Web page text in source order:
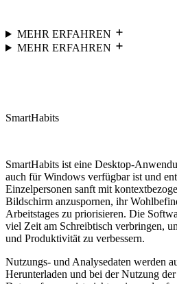
MEHR ERFAHREN
MEHR ERFAHREN
SmartHabits
SmartHabits ist eine Desktop-
auch für Windows verfügbar ist und
Einzelpersonen sanft mit
Bildschirm anzuspornen, ihr
Arbeitstages zu priorisieren. Die
viel Zeit am Schreibtisch verbringen,
und Produktivität zu verbessern.
Nutzungs- und Analysedaten werden
Herunterladen und bei der Nutzung